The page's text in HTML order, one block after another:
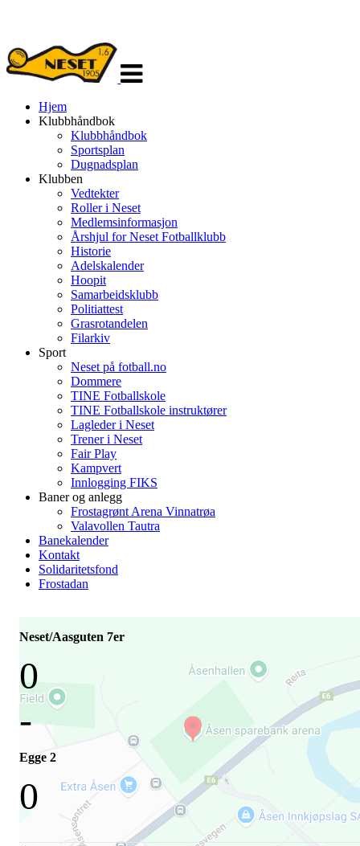
navigasjon
Hjem
Klubbhåndbok
Klubbhåndbok
Sportsplan
Dugnadsplan
Klubben
Vedtekter
Roller i Neset
Medlemsinformasjon
Årshjul for Neset Fotballklubb
Historie
Adelskalender
Hoopit
Samarbeidsklubb
Politiattest
Grasrotandelen
Filarkiv
Sport
Neset på fotball.no
Dommere
TINE Fotballskole
TINE Fotballskole instruktører
Lagleder i Neset
Trener i Neset
Fair Play
Kampvert
Innlogging FIKS
Baner og anlegg
Frostagrønt Arena Vinnatrøa
Valavollen Tautra
Banekalender
Kontakt
Solidaritetsfond
Frostadan
Neset/Aasguten 7er
0
-
Egge 2
0